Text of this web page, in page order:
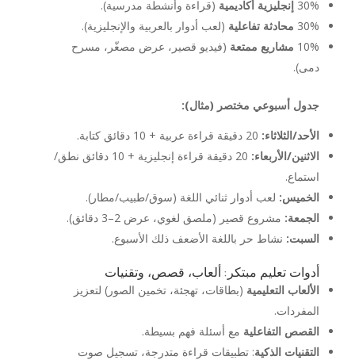
30% إنجليزية أكاديمية (قراءة وأنشطة مدرسية).
30% محادثة تفاعلية (لعب أدوار بالعربية والإنجليزية).
10% مشاريع ممتعة (فيديو قصير، عرض مصغّر، مسرح
دمى).
جدول أسبوعي مختصر (مثال):
الأحد/الثلاثاء:
الاثنين/الأربعاء:
20 دقيقة قراءة إنجليزية + 10 دقائق نطق/
استماع.
الخميس: لعب أدوار ثنائي اللغة (سوق/طبيب/مطار).
الجمعة: مشروع قصير (ملصق لغوي، عرض 2–3 دقائق).
السبت: نشاط حر باللغة الأضعف ذلك الأسبوع.
أدوات تعليم مبتكر: ألعاب، قصص، وتقنيات
الألعاب التعليمية (بطاقات، تهجئة، تخمين الصور) لتعزيز
المفردات.
القصص التفاعلية مع أسئلة فهم بسيطة.
التقنيات الذكية: تطبيقات قراءة متدرجة، تسجيل صوت